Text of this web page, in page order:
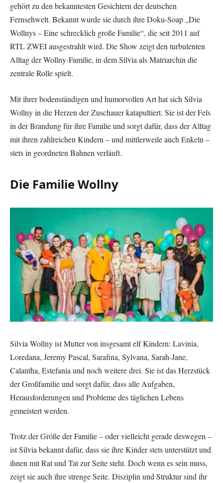
gehört zu den bekanntesten Gesichtern der deutschen
Fernsehwelt. Bekannt wurde sie durch ihre Doku-Soap „Die
Wollnys – Eine schrecklich große Familie“, die seit 2011 auf
RTL ZWEI ausgestrahlt wird. Die Show zeigt den turbulenten
Alltag der Wollny-Familie, in dem Silvia als Matriarchin die
zentrale Rolle spielt.
Mit ihrer bodenständigen und humorvollen Art hat sich Silvia
Wollny in die Herzen der Zuschauer katapultiert. Sie ist der Fels
in der Brandung für ihre Familie und sorgt dafür, dass der Alltag
mit ihren zahlreichen Kindern – und mittlerweile auch Enkeln –
stets in geordneten Bahnen verläuft.
Die Familie Wollny
Silvia Wollny ist Mutter von insgesamt elf Kindern: Lavinia,
Loredana, Jeremy Pascal, Sarafina, Sylvana, Sarah-Jane,
Calantha, Estefania und noch weitere drei. Sie ist das Herzstück
der Großfamilie und sorgt dafür, dass alle Aufgaben,
Herausforderungen und Probleme des täglichen Lebens
gemeistert werden.
Trotz der Größe der Familie – oder vielleicht gerade deswegen –
ist Silvia bekannt dafür, dass sie ihre Kinder stets unterstützt und
ihnen mit Rat und Tat zur Seite steht. Doch wenn es sein muss,
zeigt sie auch ihre strenge Seite. Disziplin und Struktur sind ihr